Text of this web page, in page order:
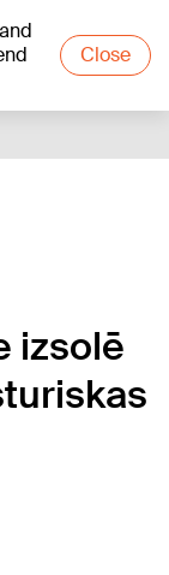
Close
izsolē